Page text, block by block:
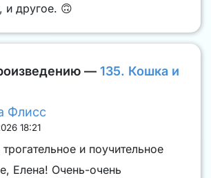
и другое. 🙃
— 135. Кошка и
Флисс
18:21
и поучительное
Елена! Очень-очень